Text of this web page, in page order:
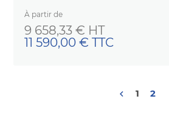
À partir de
Prix
9 658,33 € HT
11 590,00 € TTC
 1 2